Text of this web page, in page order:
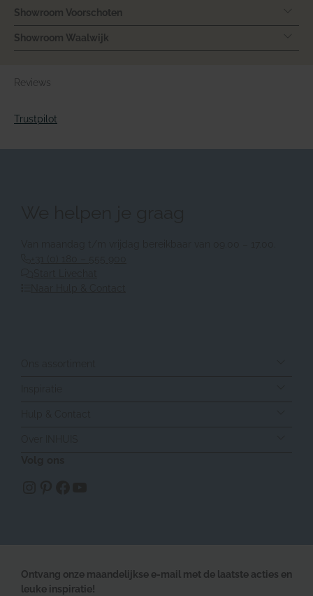
Showroom Voorschoten
Showroom Waalwijk
Reviews
Trustpilot
Ontvang onze maandelijkse e-mail met de laatste acties en
leuke inspiratie!